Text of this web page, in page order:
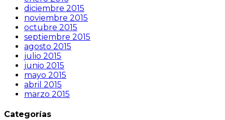
diciembre 2015
noviembre 2015
octubre 2015
septiembre 2015
agosto 2015
julio 2015
junio 2015
mayo 2015
abril 2015
marzo 2015
Categorías